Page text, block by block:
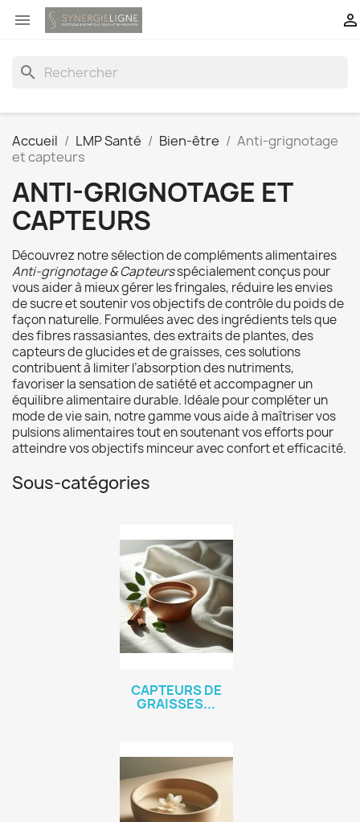
 
search
Accueil LMP Santé Bien-être
Anti-grignotage
et capteurs
ANTI-GRIGNOTAGE ET
CAPTEURS
Découvrez notre sélection de compléments alimentaires
Anti-grignotage & Capteursspécialement conçus pour
vous aider à mieux gérer les fringales, réduire les envies
de sucre et soutenir vos objectifs de contrôle du poids de
façon naturelle. Formulées avec des ingrédients tels que
des fibres rassasiantes, des extraits de plantes, des
capteurs de glucides et de graisses, ces solutions
contribuent à limiter l’absorption des nutriments,
favoriser la sensation de satiété et accompagner un
équilibre alimentaire durable. Idéale pour compléter un
mode de vie sain, notre gamme vous aide à maîtriser vos
pulsions alimentaires tout en soutenant vos efforts pour
atteindre vos objectifs minceur avec confort et efficacité.
Sous-catégories
CAPTEURS DE
GRAISSES...